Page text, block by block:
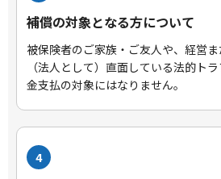
補償の対象となる方について
被保険者のご家族・ご友人や、経営
（法人として）直面している法的ト
金支払の対象にはなりません。
4